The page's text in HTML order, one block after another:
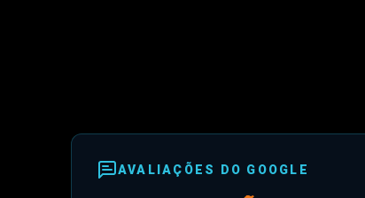
AVALIAÇÕES DO GOOGLE